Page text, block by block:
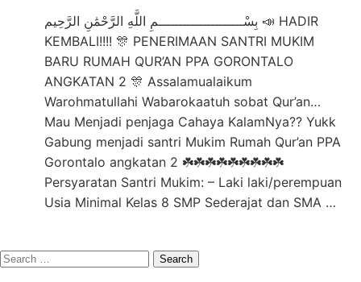
بِسْـــــــــــــــــــــمِ اللَّهِ الرَّحْمَٰنِ الرَّحِيم 📣 HADIR
KEMBALI!!!! 🎊 PENERIMAAN SANTRI MUKIM
BARU RUMAH QUR’AN PPA GORONTALO
ANGKATAN 2 🎊 Assalamualaikum
Warohmatullahi Wabarokaatuh sobat Qur’an…
Mau Menjadi penjaga Cahaya KalamNya?? Yukk
Gabung menjadi santri Mukim Rumah Qur’an PPA
Gorontalo angkatan 2 ☘️☘️☘️☘️☘️☘️☘️☘️☘️
Persyaratan Santri Mukim: – Laki laki/perempuan
Usia Minimal Kelas 8 SMP Sederajat dan SMA …
Search